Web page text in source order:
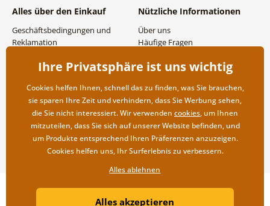
Alles über den Einkauf
Geschäftsbedingungen und
Reklamation
Versand- und
Rücksendung der Ware
Nützliche Informationen
Über uns
Häufige Fragen
Großhandel und
Copyright ©2019 © Dovido.de.
Litvanyi.sk| Online-Shop erstellt von
Ihre Privatsphäre ist uns wichtig
Cookies helfen Ihnen, schnell das zu finden, was Sie brauchen,
sie sparen Ihre Zeit und verhindern, dass Sie Werbung sehen,
die Sie nicht interessiert. Wir verwenden cookies, um Ihnen
mitzuteilen, dass Sie sich auf unserer Website befinden, und
um Produkte entsprechend Ihren Präferenzen anzuzeigen.
Cookies helfen uns, Ihr Surferlebnis zu verbessern.
Alles ablehnen
Alles akzeptieren